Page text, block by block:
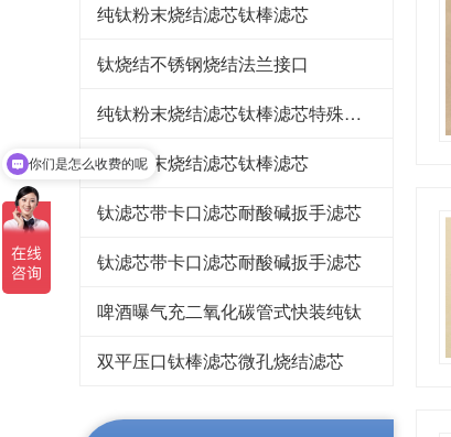
纯钛粉末烧结滤芯钛棒滤芯
钛烧结不锈钢烧结法兰接口
纯钛粉末烧结滤芯钛棒滤芯特殊定制
纯钛粉末烧结滤芯钛棒滤芯
钛滤芯带卡口滤芯耐酸碱扳手滤芯
钛滤芯带卡口滤芯耐酸碱扳手滤芯
啤酒曝气充二氧化碳管式快装纯钛
双平压口钛棒滤芯微孔烧结滤芯
你们是怎么收费的呢